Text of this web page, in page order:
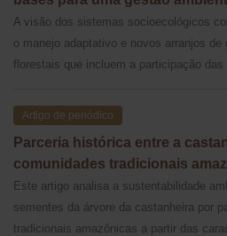
A visão dos sistemas socioecológicos
o manejo adaptativo e novos arranjos
florestais que incluem a participação das
Artigo de periódico
Parceria histórica entre a
comunidades tradicionais
Este artigo analisa a sustentabilidade
sementes da árvore da castanheira por
tradicionais amazônicas a partir das